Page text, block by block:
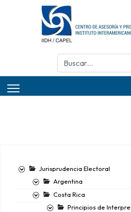
Buscar
Jurisprudencia Electoral
Argentina
Costa Rica
Principios de